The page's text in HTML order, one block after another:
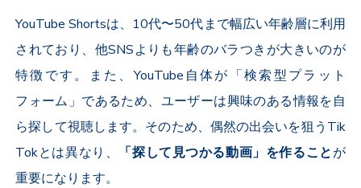
YouTube Shortsは、 10代〜50代まで幅広い年齢層に利用
されており、他SNSよりも年齢のバラつきが大きいのが
特徴です。また、YouTube 自体が「検索型プラット
フォーム」であるため、ユーザーは興味のある情報を自
ら探して視聴します。そのため、偶然の出会いを狙う Tik
Tokとは異なり、 「探して見つかる動画」を作ることが
重要になります。